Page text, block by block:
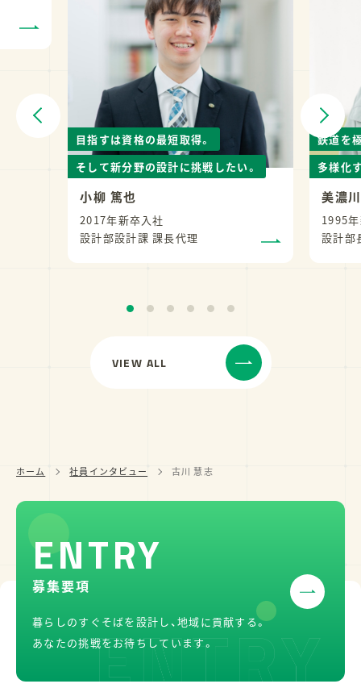
目指すは資格の最短取得。
そして新分野の設計に挑戦したい。
小柳 篤也
2017年新卒入社
設計部設計課 課長代理
鉄道を
多様化
美濃
1995
設計部
VIEW ALL
ホーム 社員インタビュー 古川 慧志
募集要項
暮らしのすぐそばを設計し、地域に貢献する。
あなたの挑戦をお待ちしています。